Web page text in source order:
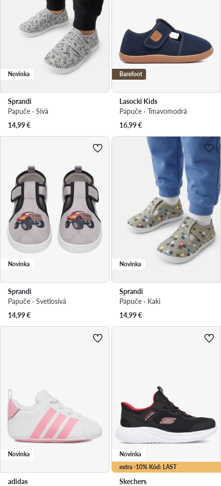
Novinka
Sprandi
Papuče · Sivá
14,99€
Barefoot
Lasocki Kids
Papuče · Tmavomodrá
16,99€
Novinka
Sprandi
Papuče · Svetlosivá
14,99€
Novinka
Sprandi
Papuče · Kaki
14,99€
Novinka
adidas
extra -10% Kód: LAST
Novinka
Skechers